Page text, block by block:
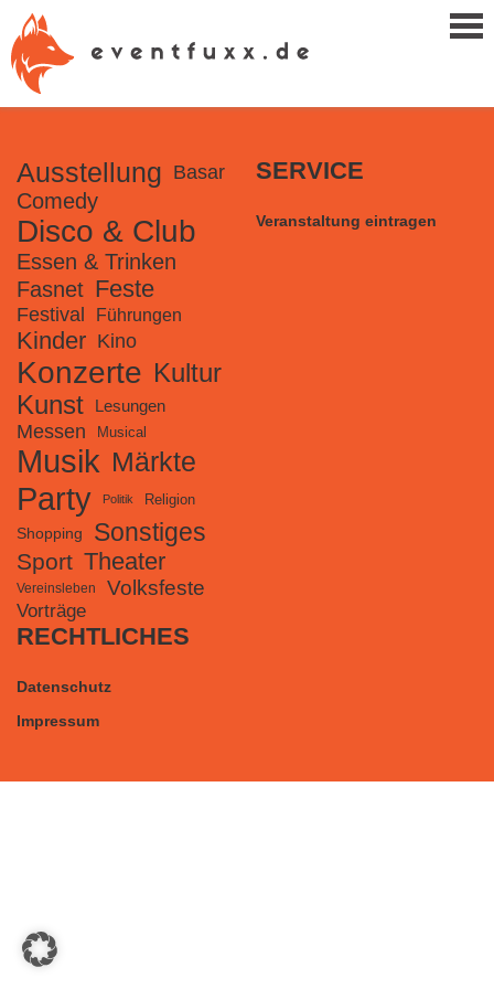
Ausstellung Basar
Comedy
Disco & Club
Essen & Trinken
Fasnet Feste
Festival Führungen
Kinder Kino
Konzerte Kultur
Kunst
Lesungen
Messen Musical
Musik Märkte
Party Politik Religion
Shopping Sonstiges
Sport Theater
Vereinsleben Volksfeste
Vorträge
SERVICE
Veranstaltung eintragen
RECHTLICHES
Datenschutz
Impressum